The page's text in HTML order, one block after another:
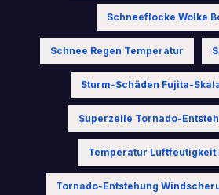
Schneeflocke Wolke
Schnee Regen Temperatur
Sturm-Schäden Fujita-
Superzelle Tornado-
Temperatur Luftfeutigkeit
Tornado-Entstehung